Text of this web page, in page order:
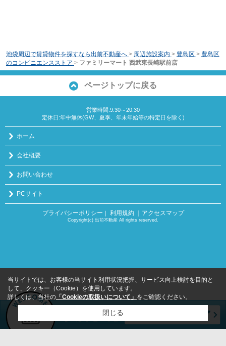
池袋周辺で賃貸物件を探すなら出前不動産へ > 周辺施設案内 > 豊島区 > 豊島区
のコンビニエンスストア > ファミリーマート 西武東長崎駅前店
ページトップに戻る
営業時間:9:30～20:30
定休日:年中無休(GW、夏季、年末年始等の特定日を除く)
ホーム
会社概要
お問い合わせ
PCサイト
プライバシーポリシー ｜ 利用規約 ｜アクセスマップ
Copyright(c) 出前不動産 All rights reserved.
当サイトでは、お客様の当サイト利用状況把握、サービス向上検討を目的と
して、クッキー（Cookie）を使用しています。
詳しくは、当社の 「Cookieの取扱いについて」 をご確認ください。
閉じる